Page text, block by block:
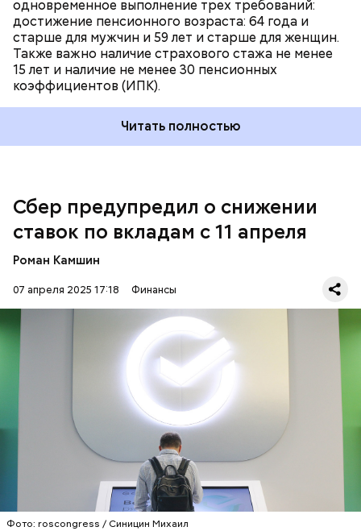
одновременное выполнение трех требований:
достижение пенсионного возраста: 64 года и
старше для мужчин и 59 лет и старше для женщин.
Также важно наличие страхового стажа не менее
15 лет и наличие не менее 30 пенсионных
коэффициентов (ИПК).
Читать полностью
Сбер предупредил о снижении
ставок по вкладам с 11 апреля
Роман Камшин
07 апреля 2025 17:18 Финансы
Фото: roscongress / Синицин Михаил
— Изменение условий не распространяется на
Клиенты могут зафиксировать свою доходность
до понижения ставок, — сообщил представитель
компании в разговоре с « РБК».
21 марта совет директоров Центрального Банка
России в третий раз подрядсохранил ключевую
на уровне 21 процента. В нем допустили
СБЕРБАНК РОССИЯ ДЕНЬГИ
Банк России подготовил к выпуску в обращение
памятную серебряную монету номиналом два
рубля к
200-летию изобретателя
самолета Александра Можайского. На ее лицевой
стороне среди прочего изображены российский
герб, дата и товарный знак монетного двора, а на
обратной — сам Можайский и часть его цитаты «Я
желал быть полезным своему Отечеству...».